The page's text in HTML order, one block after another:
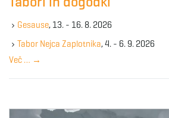
e
y
w
r
Gesause, 13. - 16. 8. 2026
Tabor Nejca Zaplotnika, 4. - 6. 9. 2026
Več … →